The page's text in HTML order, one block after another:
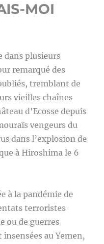
MOI
dans plusieurs
remarqué des
tremblant de
vieilles chaînes
d’Ecosse depuis
vengeurs du
dans l’explosion de
à Hiroshima le 6
à la pandémie de
terroristes
ou de guerres
au Yemen,